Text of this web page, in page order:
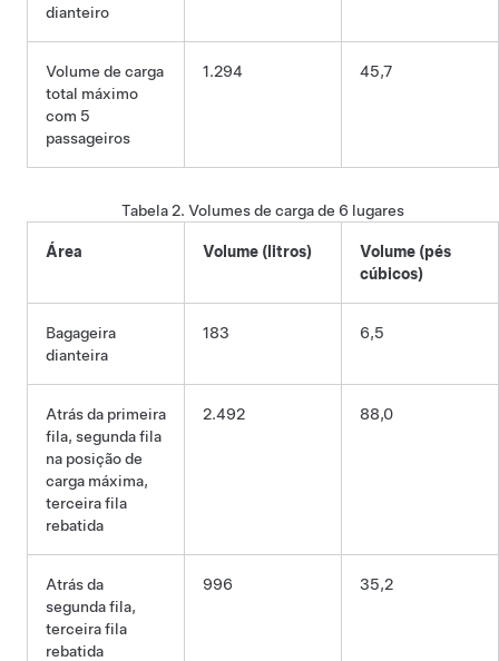
dianteiro
Volume de carga
total máximo
com 5
passageiros
1.294 45,7
Tabela 2. Volumes de carga de 6 lugares
Área Volume (litros)
Volume (pés
cúbicos)
Bagageira
dianteira
183 6,5
Atrás da primeira
fila, segunda fila
na posição de
carga máxima,
terceira fila
rebatida
2.492 88,0
Atrás da
segunda fila,
terceira fila
rebatida
996 35,2